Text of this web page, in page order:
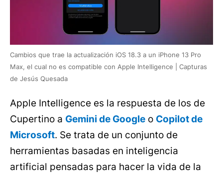
Cambios que trae la actualización iOS 18.3 a un iPhone 13 Pro
Max, el cual no es compatible con Apple Intelligence | Capturas
de Jesús Quesada
Apple Intelligence es la respuesta de los de
Cupertino a Gemini de Google o Copilot de
Microsoft. Se trata de un conjunto de
herramientas basadas en inteligencia
artificial pensadas para hacer la vida de la